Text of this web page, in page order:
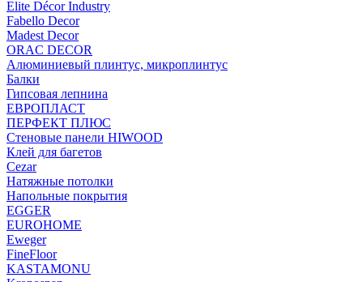
Elite Décor Industry
Fabello Decor
Madest Decor
ORAC DECOR
Алюминиевый плинтус, микроплинтус
Балки
Гипсовая лепнина
ЕВРОПЛАСТ
ПЕРФЕКТ ПЛЮС
Стеновые панели HIWOOD
Клей для багетов
Cezar
Натяжные потолки
Напольные покрытия
EGGER
EUROHOME
Eweger
FineFloor
KASTAMONU